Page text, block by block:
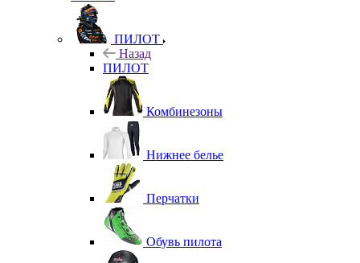
ПИЛОТ
Назад
ПИЛОТ
Комбинезоны
Нижнее белье
Перчатки
Обувь пилота